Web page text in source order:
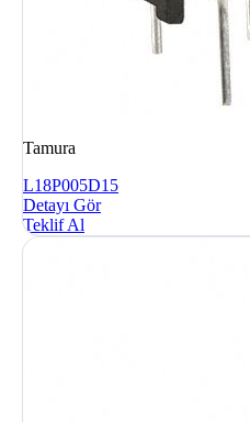
Tamura
L18P005D15
Detayı Gör
Teklif Al